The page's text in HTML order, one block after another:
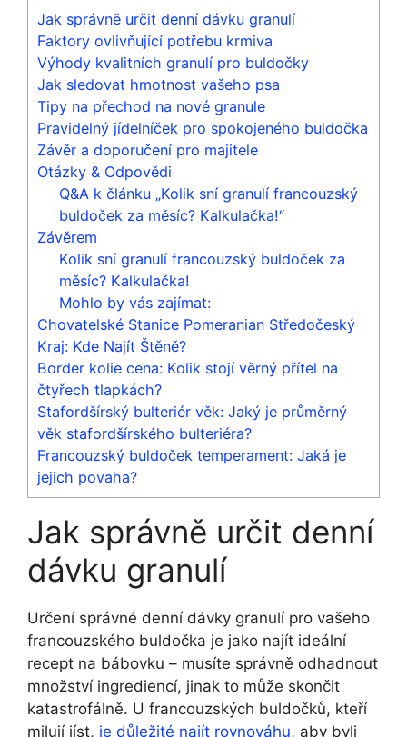
Jak správně určit denní dávku granulí
Faktory ovlivňující potřebu krmiva
Výhody kvalitních granulí pro buldočky
Jak sledovat hmotnost vašeho psa
Tipy na přechod na nové granule
Pravidelný jídelníček pro spokojeného buldočka
Závěr a doporučení pro majitele
Otázky & Odpovědi
Q&A k článku „Kolik sní granulí francouzský
buldoček za měsíc? Kalkulačka!“
Závěrem
Kolik sní granulí francouzský buldoček za
měsíc? Kalkulačka!
Mohlo by vás zajímat:
Chovatelské Stanice Pomeranian Středočeský
Kraj: Kde Najít Štěně?
Border kolie cena: Kolik stojí věrný přítel na
čtyřech tlapkách?
Stafordšírský bulteriér věk: Jaký je průměrný
věk stafordšírského bulteriéra?
Francouzský buldoček temperament: Jaká je
jejich povaha?
Jak správně určit denní
dávku granulí
Určení správné denní dávky granulí pro vašeho
francouzského buldočka je jako najít ideální
recept na bábovku – musíte správně odhadnout
množství ingrediencí, jinak to může skončit
katastrofálně. U francouzských buldočků, kteří
milují jíst, je důležité najít rovnováhu, aby byli